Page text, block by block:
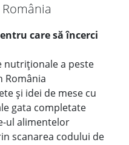
care să încerci
nutriționale a peste
România
și idei de mese cu
gata completate
ul alimentelor
scanarea codului de